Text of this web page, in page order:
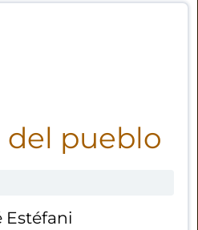
del pueblo
Estéfani